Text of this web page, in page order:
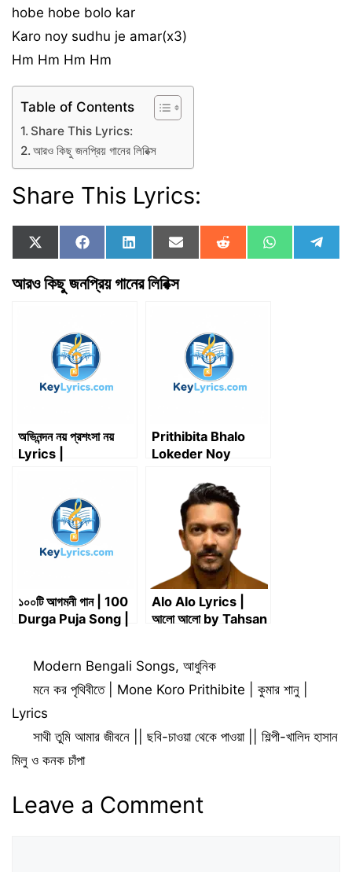
hobe hobe bolo kar
Karo noy sudhu je amar(x3)
Hm Hm Hm Hm
Table of Contents
Share This Lyrics:
আরও কিছু জনপ্রিয় গানের লিরিক্স
Share This Lyrics:
Share
on
X
(
T
w
Share
on
F
a
c
e
k
Share
on
L
i
k
Share
on
E
m
Share
on
R
e
Share
on
W
h
on
e
আরও কিছু জনপ্রিয় গানের লিরিক্স
অভিনন্দন নয় প্রশংসা নয়
Lyrics |
Lyrics | মান্না দে
Prithibita Bhalo
Lokeder Noy
লোকেদের নয়) –
Hooligaanism |
Anirban
Bhattacharya
১০০টি আগমনী গান | 100
Durga Puja Song |
Alo Alo Lyrics |
আলো আলো by Tahsan
Categories
Modern Bengali Songs,আধুনিক
মনে কর পৃথিবীতে | Mone Koro Prithibite | কুমার শানু |
Lyrics
সাথী তুমি আমার জীবনে || ছবি-চাওয়া থেকে পাওয়া || শিল্পী-খালিদ হাসান
মিলু ও কনক চাঁপা
Leave a Comment